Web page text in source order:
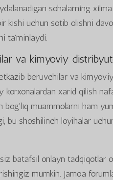
sohalarning
kishi uchun sotib olishni
ta'minlaydi.
va kimyoviy
beruvchilar va
korxonalardan xarid qilish
bog'liq muammolarni ham
bu shoshilinch loyihalar
batafsil onlayn tadqiqotlar
mumkin. Jamoa